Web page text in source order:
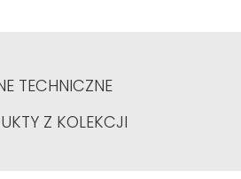
TECHNICZNE
Z KOLEKCJI